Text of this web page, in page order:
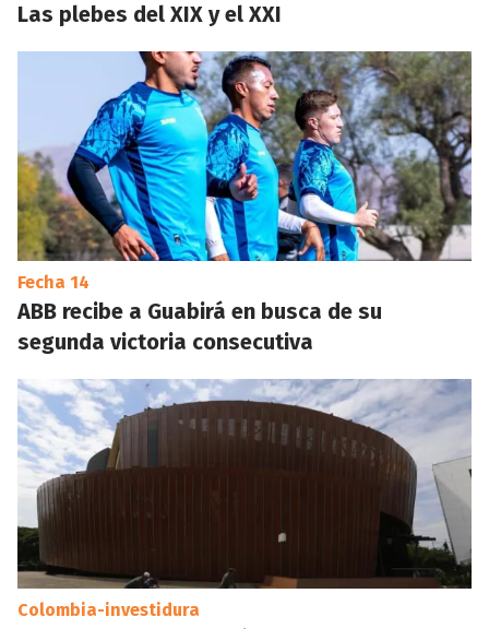
Las plebes del XIX y el XXI
Fecha 14
ABB recibe a Guabirá en busca de su
segunda victoria consecutiva
Colombia-investidura